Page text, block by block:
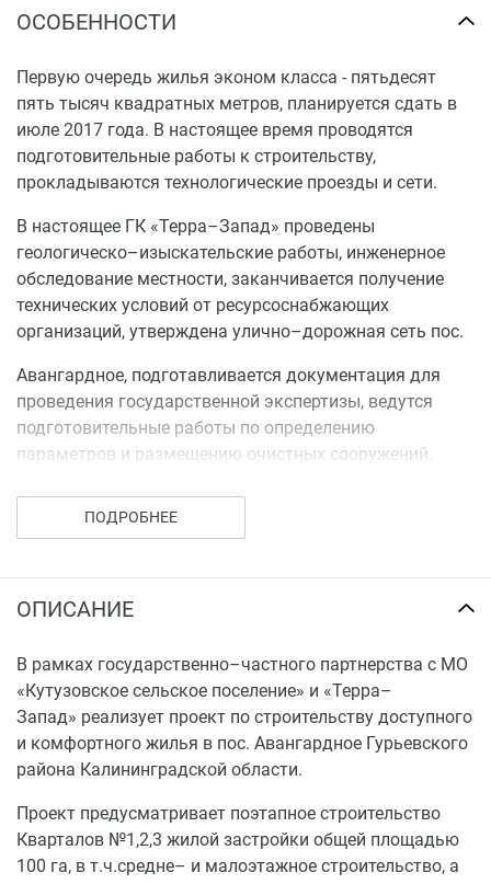
ОСОБЕННОСТИ
Первую очередь жилья эконом класса - пятьдесят
пять тысяч квадратных метров, планируется сдать в
июле 2017 года. В настоящее время проводятся
подготовительные работы к строительству,
прокладываются технологические проезды и сети.
В настоящее ГК «Терра–Запад» проведены
геологическо–изыскательские работы, инженерное
обследование местности, заканчивается получение
технических условий от ресурсоснабжающих
организаций, утверждена улично–дорожная сеть пос.
Авангардное, подготавливается документация для
проведения государственной экспертизы, ведутся
подготовительные работы по определению
параметров и размещению очистных сооружений.
ПОДРОБНЕЕ
ОПИСАНИЕ
В рамках государственно–частного партнерства с МО
«Кутузовское сельское поселение» и «Терра–
Запад» реализует проект по строительству доступного
и комфортного жилья в пос. Авангардное Гурьевского
района Калининградской области.
Проект предусматривает поэтапное строительство
Кварталов №1,2,3 жилой застройки общей площадью
100 га, в т.ч.средне– и малоэтажное строительство, а